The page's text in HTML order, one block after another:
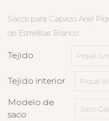
Sacos para Capazo Ariel
de Estrellitas Blanco
Tejido
Tejido interior
Modelo de
saco